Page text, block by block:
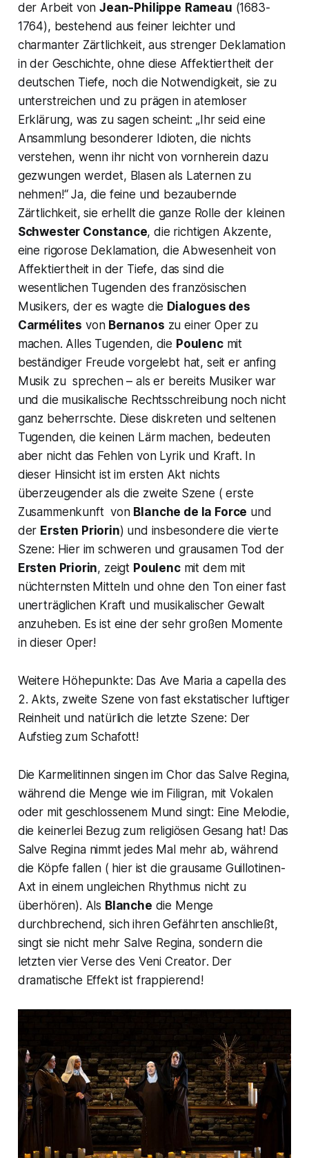
der Arbeit vonJean-Philippe Rameau (1683-
1764), bestehend aus feiner leichter und
charmanter Zärtlichkeit, aus strenger Deklamation
in der Geschichte, ohne diese Affektiertheit der
deutschen Tiefe, noch die Notwendigkeit, sie zu
unterstreichen und zu prägen in atemloser
Erklärung, was zu sagen scheint: „Ihr seid eine
Ansammlung besonderer Idioten, die nichts
verstehen, wenn ihr nicht von vornherein dazu
gezwungen werdet, Blasen als Laternen zu
nehmen!“Ja, die feine und bezaubernde
Zärtlichkeit, sie erhellt die ganze Rolle der kleinen
Schwester Constance, die richtigen Akzente,
eine rigorose Deklamation, die Abwesenheit von
Affektiertheit in der Tiefe, das sind die
wesentlichen Tugenden des französischen
Musikers, der es wagte die Dialogues des
Carmélites von Bernanos zu einer Oper zu
machen. Alles Tugenden, die Poulencmit
beständiger Freude vorgelebt hat, seit er anfing
Musik zu sprechen – als er bereits Musiker war
und die musikalische Rechtsschreibung noch nicht
ganz beherrschte. Diese diskreten und seltenen
Tugenden, die keinen Lärm machen, bedeuten
aber nicht das Fehlen von Lyrik und Kraft. In
dieser Hinsicht ist im ersten Akt nichts
überzeugender als die zweite Szene ( erste
Zusammenkunft von Blanche de la Force und
der Ersten Priorin) und insbesondere die vierte
Szene: Hier im schweren und grausamen Tod der
Ersten Priorin, zeigt Poulencmit dem mit
nüchternsten Mitteln und ohne den Ton einer fast
unerträglichen Kraft und musikalischer Gewalt
anzuheben. Es ist eine der sehr großen Momente
in dieser Oper!
Weitere Höhepunkte: Das Ave Maria a capellades
2. Akts, zweite Szene von fast ekstatischer luftiger
Reinheit und natürlich die letzte Szene: Der
Aufstieg zum Schafott!
Die Karmelitinnen singen im Chor das Salve Regina,
während die Menge wie im Filigran, mit Vokalen
oder mit geschlossenem Mund singt: Eine Melodie,
die keinerlei Bezug zum religiösen Gesang hat! Das
Salve Reginanimmt jedes Mal mehr ab, während
die Köpfe fallen ( hier ist die grausame Guillotinen-
Axt in einem ungleichen Rhythmus nicht zu
überhören). Als Blanche die Menge
durchbrechend, sich ihren Gefährten anschließt,
singt sie nicht mehr Salve Regina, sondern die
letzten vier Verse des Veni Creator. Der
dramatische Effekt ist frappierend!